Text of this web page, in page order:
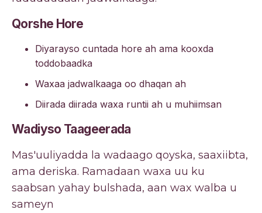
Qorshe Hore
Diyarayso cuntada hore ah ama kooxda
toddobaadka
Waxaa jadwalkaaga oo dhaqan ah
Diirada diirada waxa runtii ah u muhiimsan
Wadiyso Taageerada
Mas'uuliyadda la wadaago qoyska, saaxiibta,
ama deriska. Ramadaan waxa uu ku
saabsan yahay bulshada, aan wax walba u
sameyn